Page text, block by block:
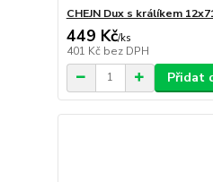
CHEJN Dux s králíkem
449 Kč/ks
401 Kč bez DPH
Přidat